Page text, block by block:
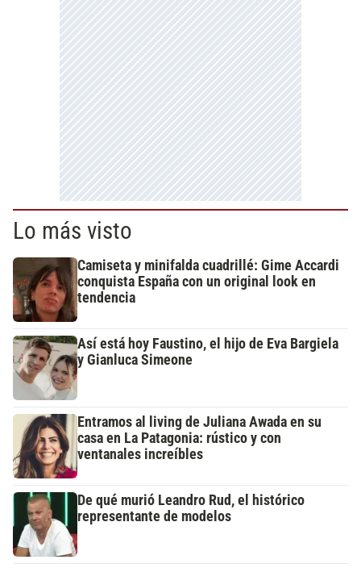
Lo más visto
Camiseta y minifalda cuadrillé: Gime Accardi
conquista España con un original look en
tendencia
Así está hoy Faustino, el hijo de Eva Bargiela
y Gianluca Simeone
Entramos al living de Juliana Awada en su
casa en La Patagonia: rústico y con
ventanales increíbles
De qué murió Leandro Rud, el histórico
representante de modelos